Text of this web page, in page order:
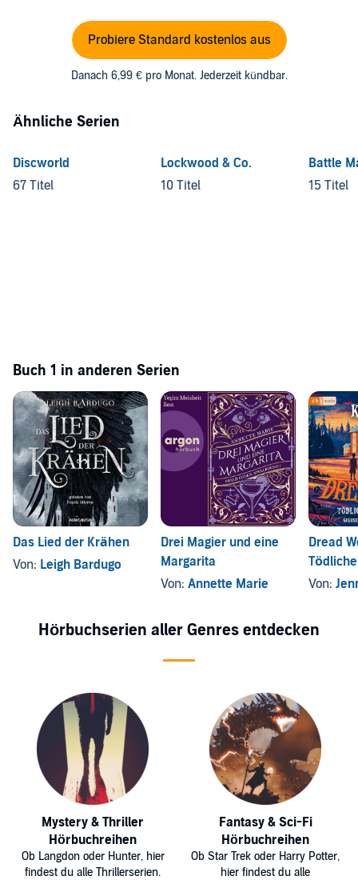
Probiere Standard kostenlos aus
Danach 6,99 € pro Monat. Jederzeit kündbar.
Ähnliche Serien
Discworld
67 Titel
Lockwood & Co.
10 Titel
Battle
15 Titel
Buch 1 in anderen Serien
Das Lied der Krähen
Von: Leigh Bardugo
Drei Magier und eine
Margarita
Von: Annette Marie
Dread
Von:
Hörbuchserien aller Genres entdecken
Mystery & Thriller
Hörbuchreihen
Ob Langdon oder Hunter, hier
findest du alle Thrillerserien.
Fantasy & Sci-Fi
Hörbuchreihen
Ob Star Trek oder Harry Potter,
hier findest du alle